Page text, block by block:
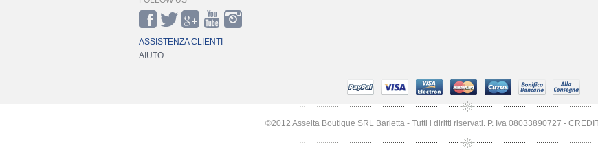
ASSISTENZA CLIENTI
AIUTO
©2012 Asselta Boutique SRL Barletta - Tutti i diritti riservati. P. Iva 08033890727 -